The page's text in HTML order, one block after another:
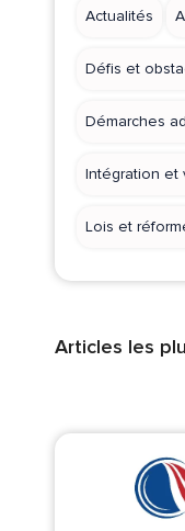
Actualités
Défis et
Démarches
Intégration et
Lois et
Articles les